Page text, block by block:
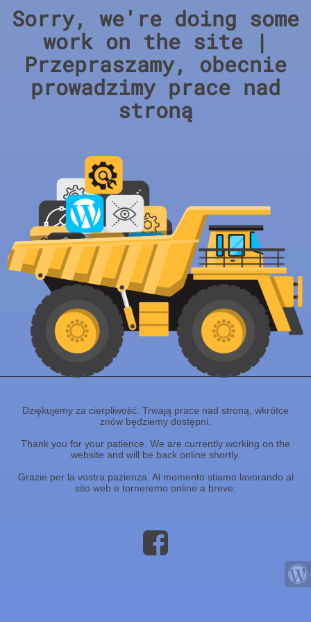
Sorry, we're doing some
work on the site |
Przepraszamy, obecnie
prowadzimy prace nad
stroną
Dziękujemy za cierpliwość. Trwają prace nad stroną, wkrótce
znów będziemy dostępni.
Thank you for your patience. We are currently working on the
website and will be back online shortly.
Grazie per la vostra pazienza. Al momento stiamo lavorando al
sito web e torneremo online a breve.